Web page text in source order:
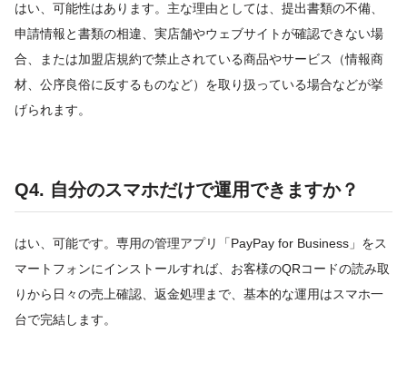
はい、可能性はあります。主な理由としては、提出書類の不備、
申請情報と書類の相違、実店舗やウェブサイトが確認できない場
合、または加盟店規約で禁止されている商品やサービス（情報商
材、公序良俗に反するものなど）を取り扱っている場合などが挙
げられます。
Q4. 自分のスマホだけで運用できますか？
はい、可能です。専用の管理アプリ「PayPay for Business」をス
マートフォンにインストールすれば、お客様のQRコードの読み取
りから日々の売上確認、返金処理まで、基本的な運用はスマホ一
台で完結します。